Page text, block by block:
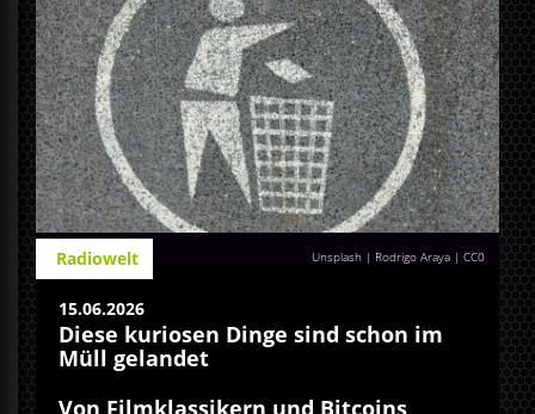
Unsplash | Rodrigo Araya |CC0
Radiowelt
15.06.2026
Diese kuriosen Dinge sind schon im
Müll gelandet